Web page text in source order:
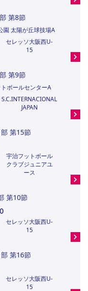
第8節
園 太陽が丘球技場A
セレッソ大阪西U-
15
第9節
ボールセンターA
S.C.INTERNACIONAL
JAPAN
第15節
宇治フットボール
クラブジュニアユ
ース
第10節
セレッソ大阪西U-
15
第16節
セレッソ大阪西U-
15